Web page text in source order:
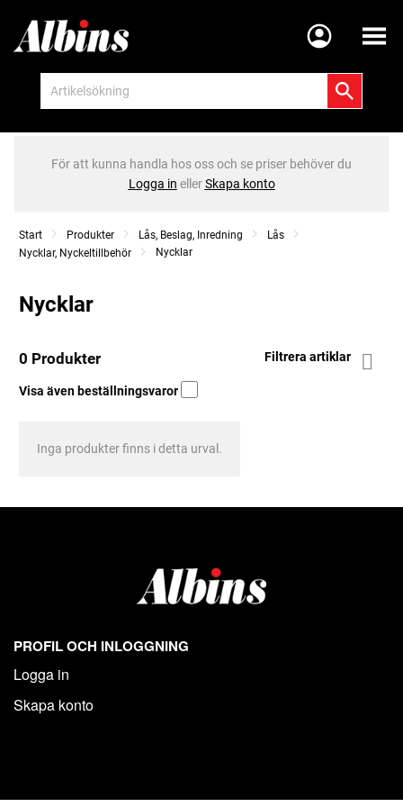
Meny
För att kunna handla hos oss och se priser behöver du
Logga in ellerSkapa konto
Start Produkter Lås, Beslag, Inredning
Lås
Nycklar, Nyckeltillbehör
Nycklar
Nycklar
0 Produkter Filtrera artiklar
Visa även beställningsvaror
Inga produkter finns i detta urval.
PROFIL OCH INLOGGNING
Logga in
Skapa konto